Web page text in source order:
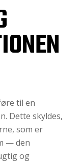
til en
Dette skyldes,
som er
— den
og